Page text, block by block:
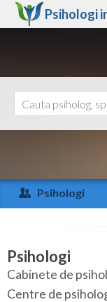
Psihologi
Arad
Arges
Bihor
Bistrita-Nasaud
Psihologi
Specialitati
Servicii
Psihologi
Cabinete de
Centre de